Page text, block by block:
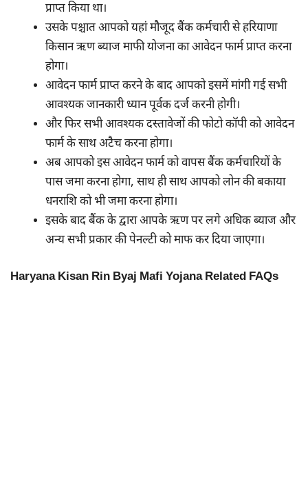
प्राप्त किया था।
उसके पश्चात आपको यहां मौजूद बैंक कर्मचारी से हरियाणा
किसान ऋण ब्याज माफी योजना का आवेदन फार्म प्राप्त करना
होगा।
आवेदन फार्म प्राप्त करने के बाद आपको इसमें मांगी गई सभी
आवश्यक जानकारी ध्यान पूर्वक दर्ज करनी होगी।
और फिर सभी आवश्यक दस्तावेजों की फोटो कॉपी को आवेदन
फार्म के साथ अटैच करना होगा।
अब आपको इस आवेदन फार्म को वापस बैंक कर्मचारियों के
पास जमा करना होगा, साथ ही साथ आपको लोन की बकाया
धनराशि को भी जमा करना होगा।
इसके बाद बैंक के द्वारा आपके ऋण पर लगे अधिक ब्याज और
अन्य सभी प्रकार की पेनल्टी को माफ कर दिया जाएगा।
Haryana Kisan Rin Byaj Mafi Yojana Related FAQs